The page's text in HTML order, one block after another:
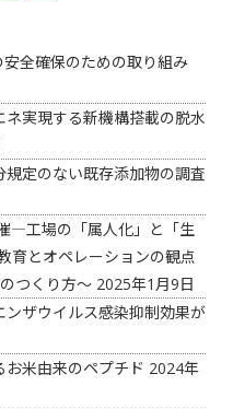
安全確保のための取り組み
ネ実現する新機構搭載の脱水
定のない既存添加物の調査
―工場の「属人化」と「生
とオペレーションの観点
つくり方～ 2025年1月9日
ザウイルス感染抑制効果が
米由来のペプチド 2024年